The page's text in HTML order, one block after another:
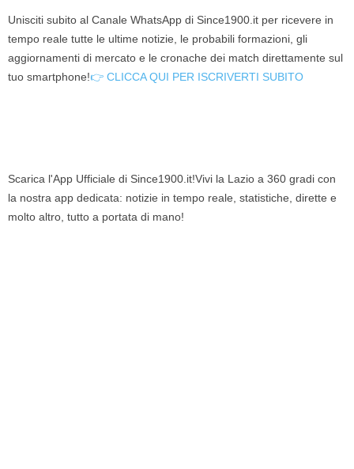
Unisciti subito al Canale WhatsApp di Since1900.it per ricevere in
tempo reale tutte le ultime notizie, le probabili formazioni, gli
aggiornamenti di mercato e le cronache dei match direttamente sul
tuo smartphone!👉 CLICCA QUI PER ISCRIVERTI SUBITO
Scarica l'App Ufficiale di Since1900.it!Vivi la Lazio a 360 gradi con
la nostra app dedicata: notizie in tempo reale, statistiche, dirette e
molto altro, tutto a portata di mano!